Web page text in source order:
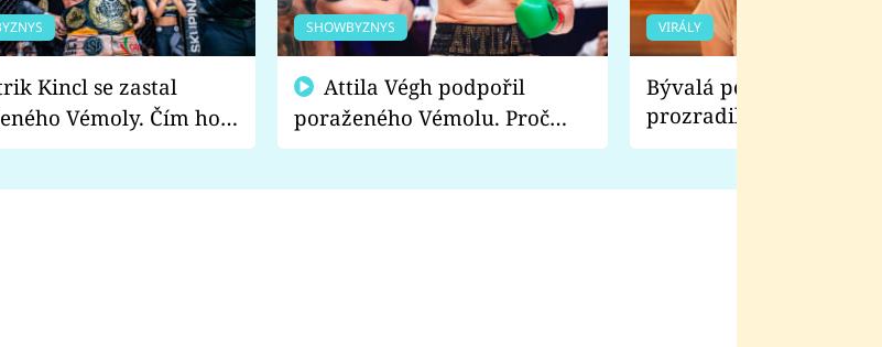
Vémoly. Čím ho
naštvali?
SHOWBYZNYS
poraženého Vémolu. Proč
chce raději zápasit s ním než
VIRÁLY
Bývalá pornoherečka
prozradila, co ji
natáčení Euforie.